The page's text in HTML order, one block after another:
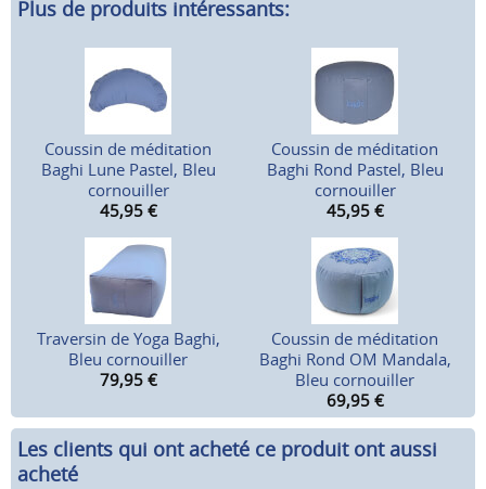
Plus de produits intéressants:
Coussin de méditation
Baghi Lune Pastel, Bleu
cornouiller
45,95 €
Coussin de méditation
Baghi Rond Pastel, Bleu
cornouiller
45,95 €
Traversin de Yoga Baghi,
Bleu cornouiller
79,95 €
Coussin de méditation
Baghi Rond OM Mandala,
Bleu cornouiller
69,95 €
Les clients qui ont acheté ce produit ont aussi
acheté